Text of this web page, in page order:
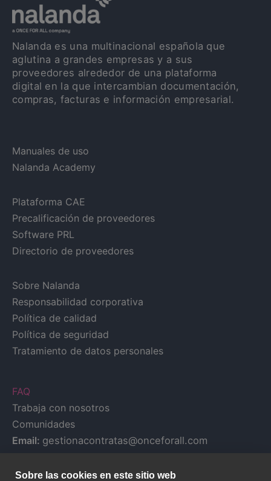
Nalanda es una multinacional española que
aglutina a grandes empresas y a sus
proveedores alrededor de una plataforma
digital en la que intercambian documentación,
compras, facturas e información empresarial.
Manuales de uso
Nalanda Academy
Plataforma CAE
Precalificación de proveedores
Software PRL
Directorio de proveedores
Sobre Nalanda
Responsabilidad corporativa
Política de calidad
Política de seguridad
Tratamiento de datos personales
FAQ
Trabaja con nosotros
Comunidades
Email: gestionacontratas@onceforall.com
Sobre las cookies en este sitio web